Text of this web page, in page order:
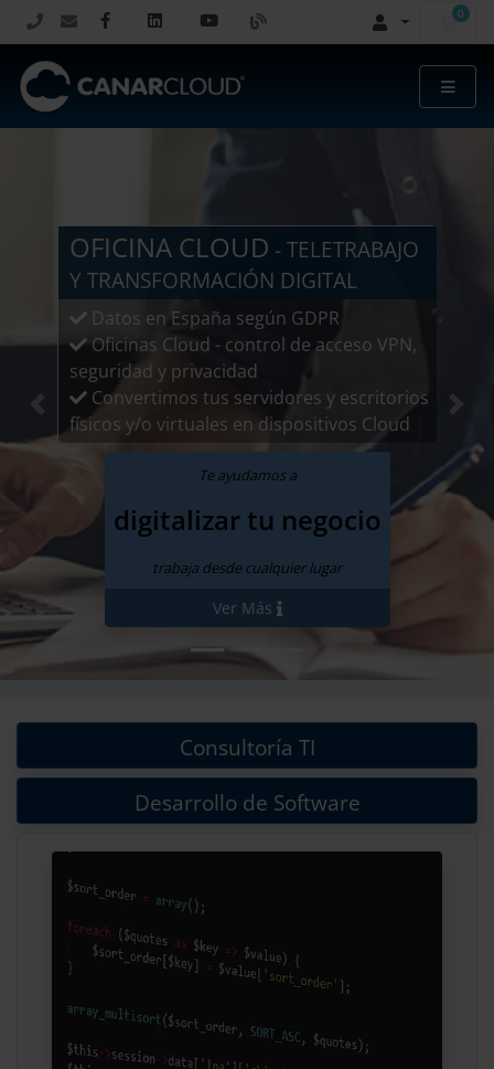
0
OFICINA CLOUD - TELETRABAJO
Y TRANSFORMACIÓN DIGITAL
Datos en España según GDPR
Oficinas Cloud - control de acceso VPN,
seguridad y privacidad
Convertimos tus servidores y escritorios
físicos y/o virtuales en dispositivos Cloud
Te ayudamos a
digitalizar tu negocio
trabaja desde cualquier lugar
Ver Más
Previous
Consultoría TI
Desarrollo de Software